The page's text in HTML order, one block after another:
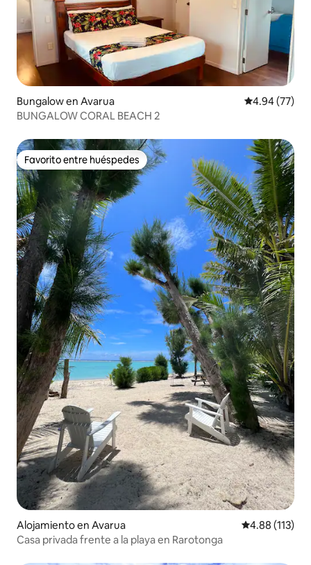
Bungalow en Avarua Calificación
4.94 (77)
BUNGALOW CORAL BEACH 2
Favorito entre huéspedes
Favorito entre huéspedes
Alojamiento en Avarua Calificación
4.88 (113)
Casa privada frente a la playa en Rarotonga